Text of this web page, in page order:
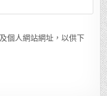
個人網站網址，以供下